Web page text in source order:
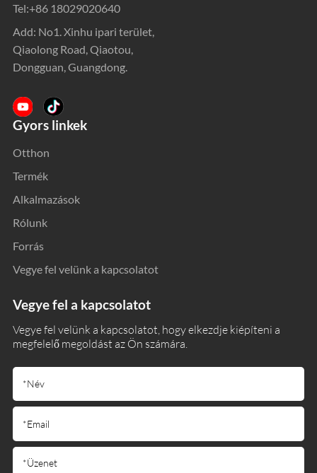
Tel:+86 18029020640
Add: No1. Xinhu ipari terület,
Qiaolong Road, Qiaotou,
Dongguan, Guangdong.
Gyors linkek
Otthon
Termék
Alkalmazások
Rólunk
Forrás
Vegye fel velünk a kapcsolatot
Vegye fel a kapcsolatot
Vegye fel velünk a kapcsolatot, hogy elkezdje kiépíteni a
megfelelő megoldást az Ön számára.